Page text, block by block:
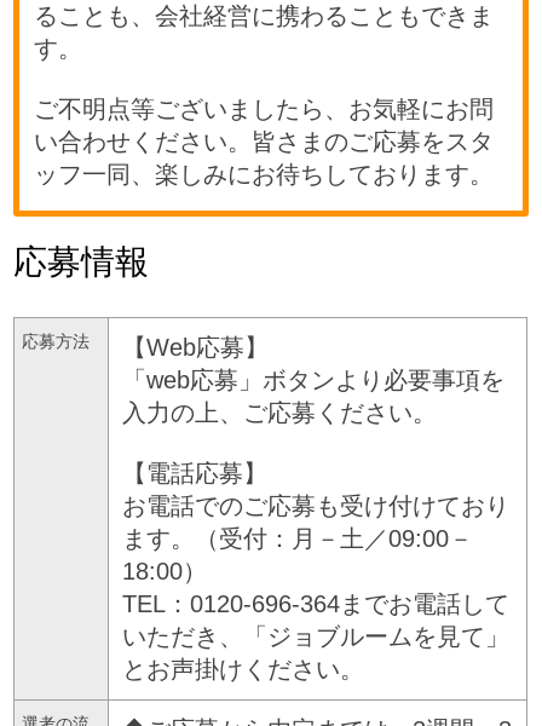
ることも、会社経営に携わることもできま
す。
ご不明点等ございましたら、お気軽にお問
い合わせください。皆さまのご応募をスタ
ッフ一同、楽しみにお待ちしております。
応募情報
応募方法
【Web応募】
「web応募」ボタンより必要事項を
入力の上、ご応募ください。
【電話応募】
お電話でのご応募も受け付けており
ます。（受付：月－土／09:00－
18:00）
TEL：0120-696-364までお電話して
いただき、「ジョブルームを見て」
とお声掛けください。